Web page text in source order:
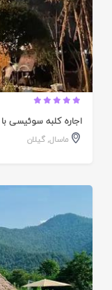
اجاره کلبه سوئیسی
ماسال,گیلان